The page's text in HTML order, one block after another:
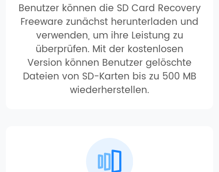
Benutzer können die SD Card Recovery
Freeware zunächst herunterladen und
verwenden, um ihre Leistung zu
überprüfen. Mit der kostenlosen
Version können Benutzer gelöschte
Dateien von SD-Karten bis zu 500 MB
wiederherstellen.